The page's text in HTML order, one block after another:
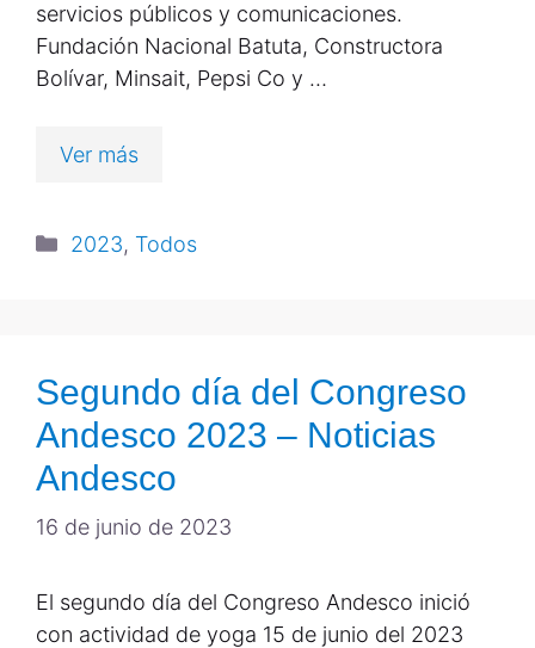
servicios públicos y comunicaciones.
Fundación Nacional Batuta, Constructora
Bolívar, Minsait, Pepsi Co y …
Ver más
2023, Todos
Segundo día del Congreso
Andesco 2023 – Noticias
Andesco
16 de junio de 2023
El segundo día del Congreso Andesco inició
con actividad de yoga 15 de junio del 2023